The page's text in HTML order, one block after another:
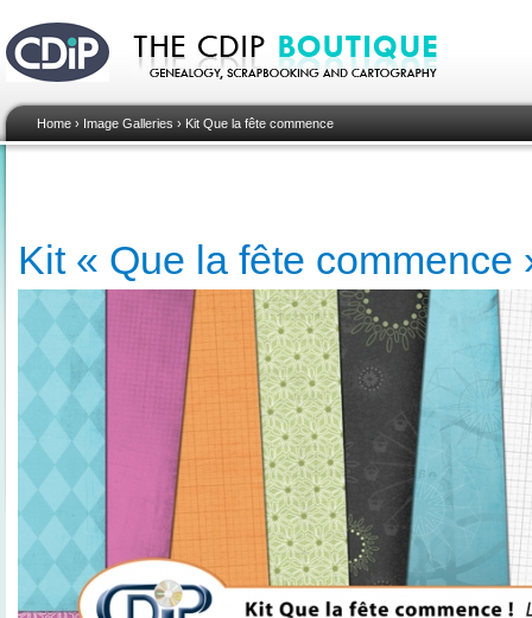
Home › Image Galleries › Kit Que la fête commence
Kit « Que la fête commence